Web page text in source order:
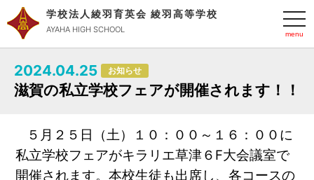
t
o
g
g
a
n
学校法人綾羽育英会 綾羽高等学校
AYAHA HIGH SCHOOL
2024.04.25 お知らせ
滋賀の私立学校フェアが開催されます！！
５月２５日（土）１０：００～１６：００に
私立学校フェアがキラリエ草津６F大会議室で
開催されます。本校生徒も出席し、各コースの